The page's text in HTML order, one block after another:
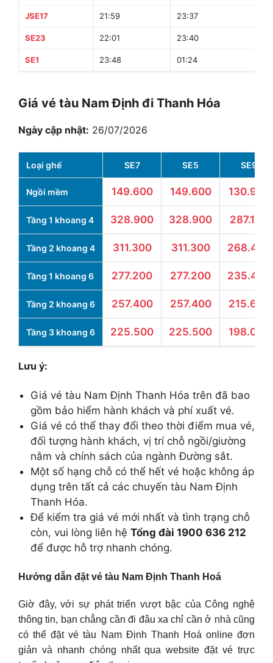
JSE17 21:59 23:37
SE23 22:01 23:40
SE1 23:48 01:24
Giá vé tàu Nam Định đi Thanh Hóa
Ngày cập nhật: 26/07/2026
Loại ghế SE7 SE5 SE9
Ngồi mềm 149.600 149.600 130.900
Tầng 1 khoang 4 328.900 328.900 287.100
Tầng 2 khoang 4 311.300 311.300 268.400
Tầng 1 khoang 6 277.200 277.200 235.400
Tầng 2 khoang 6 257.400 257.400 215.600
Tầng 3 khoang 6 225.500 225.500 198.000
Lưu ý:
Giá vé tàu Nam Định Thanh Hóa trên đã bao
gồm bảo hiểm hành khách và phí xuất vé.
Giá vé có thể thay đổi theo thời điểm mua vé,
đối tượng hành khách, vị trí chỗ ngồi/giường
nằm và chính sách của ngành Đường sắt.
Một số hạng chỗ có thể hết vé hoặc không áp
dụng trên tất cả các chuyến tàu Nam Định
Thanh Hóa.
Để kiểm tra giá vé mới nhất và tình trạng chỗ
còn, vui lòng liên hệ Tổng đài 1900 636 212
để được hỗ trợ nhanh chóng.
Hướng dẫn đặt vé tàu Nam Định Thanh Hoá
Giờ đây, với sự phát triển vượt bậc của Công nghệ
thông tin, bạn chẳng cần đi đâu xa chỉ cần ở nhà cũng
có thể đặt vé tàu Nam Định Thanh Hoá online đơn
giản và nhanh chóng nhất qua website đặt vé trực